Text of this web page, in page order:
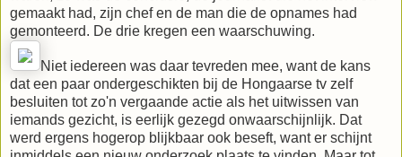
gemaakt had, zijn chef en de man die de opnames had
gemonteerd. De drie kregen een waarschuwing.
Niet iedereen was daar tevreden mee, want de kans
dat een paar ondergeschikten bij de Hongaarse tv zelf
besluiten tot zo'n vergaande actie als het uitwissen van
iemands gezicht, is eerlijk gezegd onwaarschijnlijk. Dat
werd ergens hogerop blijkbaar ook beseft, want er schijnt